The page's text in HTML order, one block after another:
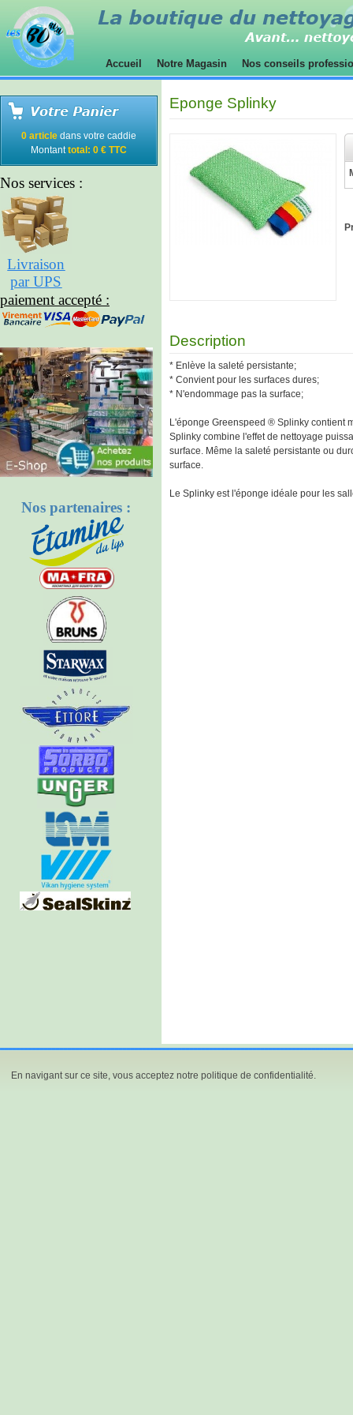
Accueil Notre Magasin Nos conseils
0 article dans votre caddie
Montanttotal: 0 € TTC
Nos services :
Livraison
par UPS
paiement accepté :
Nos partenaires :
Eponge Splinky
Description
* Enlève la saleté persistante;
* Convient pour les surfaces dures;
* N'endommage pas la surface;
L'éponge Greenspeed ® Splinky contient
Splinky combine l'effet de nettoyage
surface. Même la saleté persistante ou
surface.
Le Splinky est l'éponge idéale pour les
En navigant sur ce site, vous acceptez notre politique de confidentialité.